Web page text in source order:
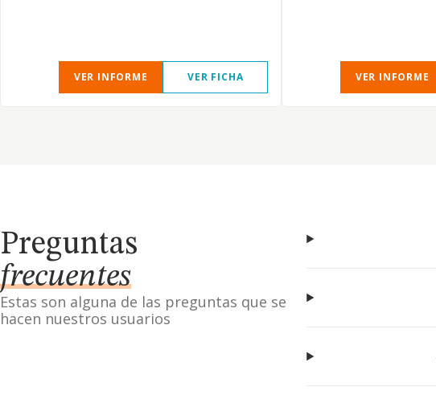
VER INFORME VER FICHA VER INFORME
Preguntas
frecuentes
Estas son alguna de las preguntas que se
hacen nuestros usuarios